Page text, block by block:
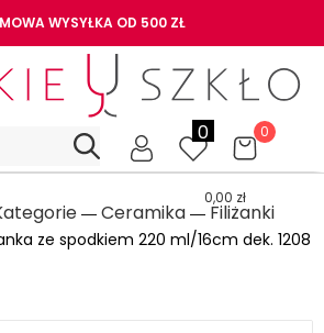
WYSYŁKA OD 500 ZŁ
0 0
0,00 zł
― Ceramika ― Filiżanki
ze spodkiem 220 ml/16cm dek. 1208